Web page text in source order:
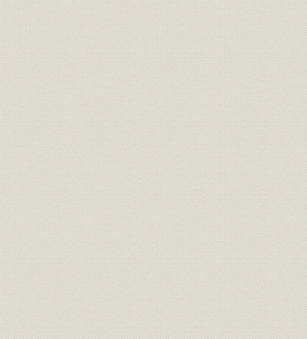
第3節 丸の内以外での不動産経営
第4節 三菱合資会社の設立と不動産事業経営
第3章 東京駅の開業と第一次世界大戦(大正元年~9年)
第1節 東京駅の開業
第2節 ビジネスエリアの広がり
第3節 第一次世界大戦と丸の内
第4節 分系会社の独立と地所部
第4章 丸ビルの建設と関東大震災(大正9年~昭和5年)
第1節 丸ビルの建設と経営
第2節 関東大震災と首都の復興
第3節 復興計画の完了とインフラ整備
第4節 三菱合資会社地所部時代の経営